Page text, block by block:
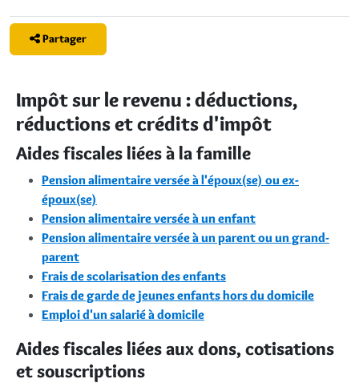
Partager
Impôt sur le revenu : déductions,
réductions et crédits d'impôt
Aides fiscales liées à la famille
Pension alimentaire versée à l'époux(se) ou ex-
époux(se)
Pension alimentaire versée à un enfant
Pension alimentaire versée à un parent ou un grand-
parent
Frais de scolarisation des enfants
Frais de garde de jeunes enfants hors du domicile
Emploi d'un salarié à domicile
Aides fiscales liées aux dons, cotisations
et souscriptions